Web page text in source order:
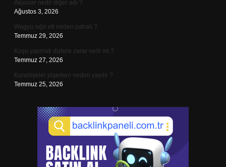
Akyuvar nedir diğer adı ?
Ağustos 3, 2026
Wagyu sığır eti neden pahalı ?
Temmuz 29, 2026
Koşu yapmak dizlere zarar verir mi ?
Temmuz 27, 2026
Kurabiyeler pişerken neden yayılır ?
Temmuz 25, 2026